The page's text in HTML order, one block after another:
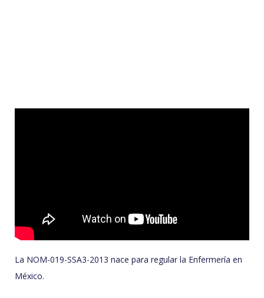
La NOM-019-SSA3-2013 nace para regular la Enfermería en
México.